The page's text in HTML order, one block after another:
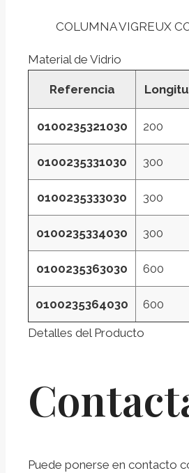
COLUMNA VIGREUX
Material de Vidrio
Referencia
0100235321030 200
0100235331030 300
0100235333030 300
0100235334030 300
0100235363030 600
0100235364030 600
Detalles del Producto
Puede ponerse en contacto